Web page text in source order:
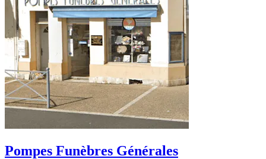
Pompes Funèbres Générales